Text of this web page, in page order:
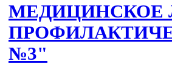
МЕДИЦИНСКОЕ
№3"